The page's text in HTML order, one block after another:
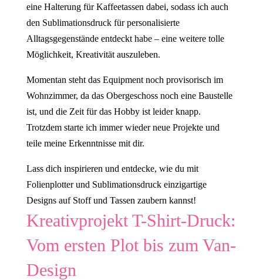
eine Halterung für Kaffeetassen dabei, sodass ich auch
den Sublimationsdruck für personalisierte
Alltagsgegenstände entdeckt habe – eine weitere tolle
Möglichkeit, Kreativität auszuleben.
Momentan steht das Equipment noch provisorisch im
Wohnzimmer, da das Obergeschoss noch eine Baustelle
ist, und die Zeit für das Hobby ist leider knapp.
Trotzdem starte ich immer wieder neue Projekte und
teile meine Erkenntnisse mit dir.
Lass dich inspirieren und entdecke, wie du mit
Folienplotter und Sublimationsdruck einzigartige
Designs auf Stoff und Tassen zaubern kannst!
Kreativprojekt T-Shirt-Druck:
Vom ersten Plot bis zum Van-
Design